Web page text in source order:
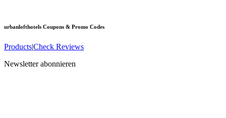
urbanlofthotels Coupons & Promo Codes
Products|Check Reviews
Newsletter abonnieren